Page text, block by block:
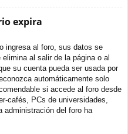
expira
ingresa al foro, sus datos se
al salir de la página o al
su cuenta pueda ser usada por
automáticamente solo
si accede al foro desde
cafés, PCs de universidades,
del foro ha